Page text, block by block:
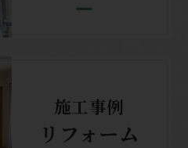
施工事例
リフォーム